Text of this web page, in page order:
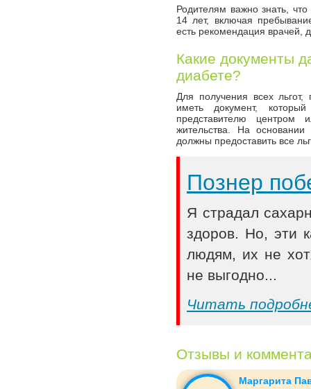
Родителям важно знать,
14 лет, включая
есть рекомендация врачей,
Какие документы
диабете?
Для получения всех
иметь документ,
представителю центром
жительства. На основании
должны предоставить все
Познер
Я страдал
здоров. Но, эти
людям, их не
не выгодно...
Читать
Отзывы и
Маргарита